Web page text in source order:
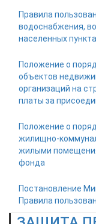
Правила
водоснабжения,
населенных
Положение о
объектов
организаций на
платы за
Положение о
жилищно-
жилыми
фонда
Постановление
Правила